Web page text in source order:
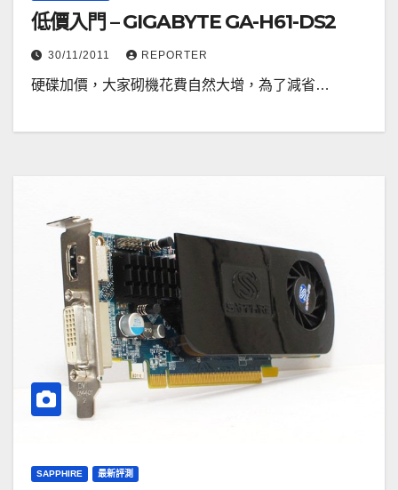
低價入門 – GIGABYTE GA-H61-DS2
30/11/2011 REPORTER
硬碟加價，大家砌機花費自然大增，為了減省…
SAPPHIRE 最新評測